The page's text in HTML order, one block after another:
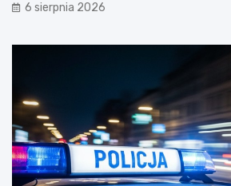
6 sierpnia 2026